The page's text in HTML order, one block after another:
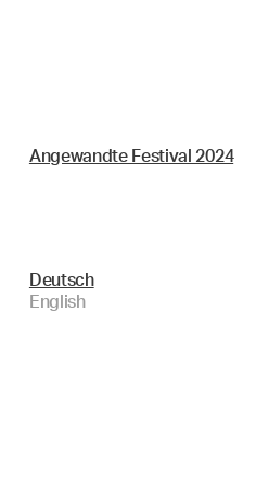
Angewandte Festival 2024
Deutsch
English